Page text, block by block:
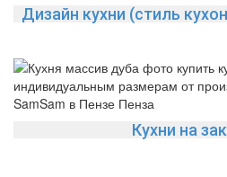
Дизайн кухни (стиль
Кухни на